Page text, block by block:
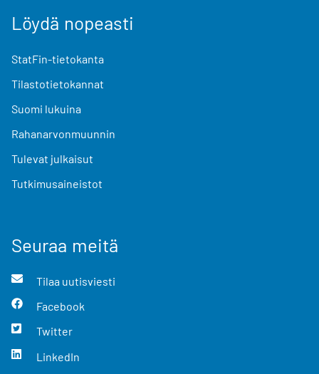
Löydä nopeasti
StatFin-tietokanta
Tilastotietokannat
Suomi lukuina
Rahanarvonmuunnin
Tulevat julkaisut
Tutkimusaineistot
Seuraa meitä
Tilaa uutisviesti
Facebook
Twitter
LinkedIn